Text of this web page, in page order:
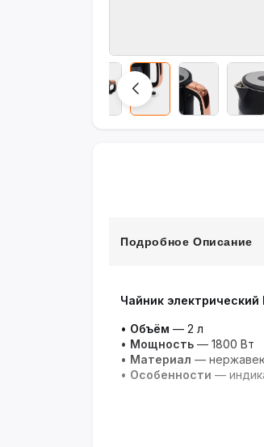
Подробное Описание
Чайник электрический
• Объём — 2 л
• Мощность — 1800 Вт
• Материал —
• Особенности —